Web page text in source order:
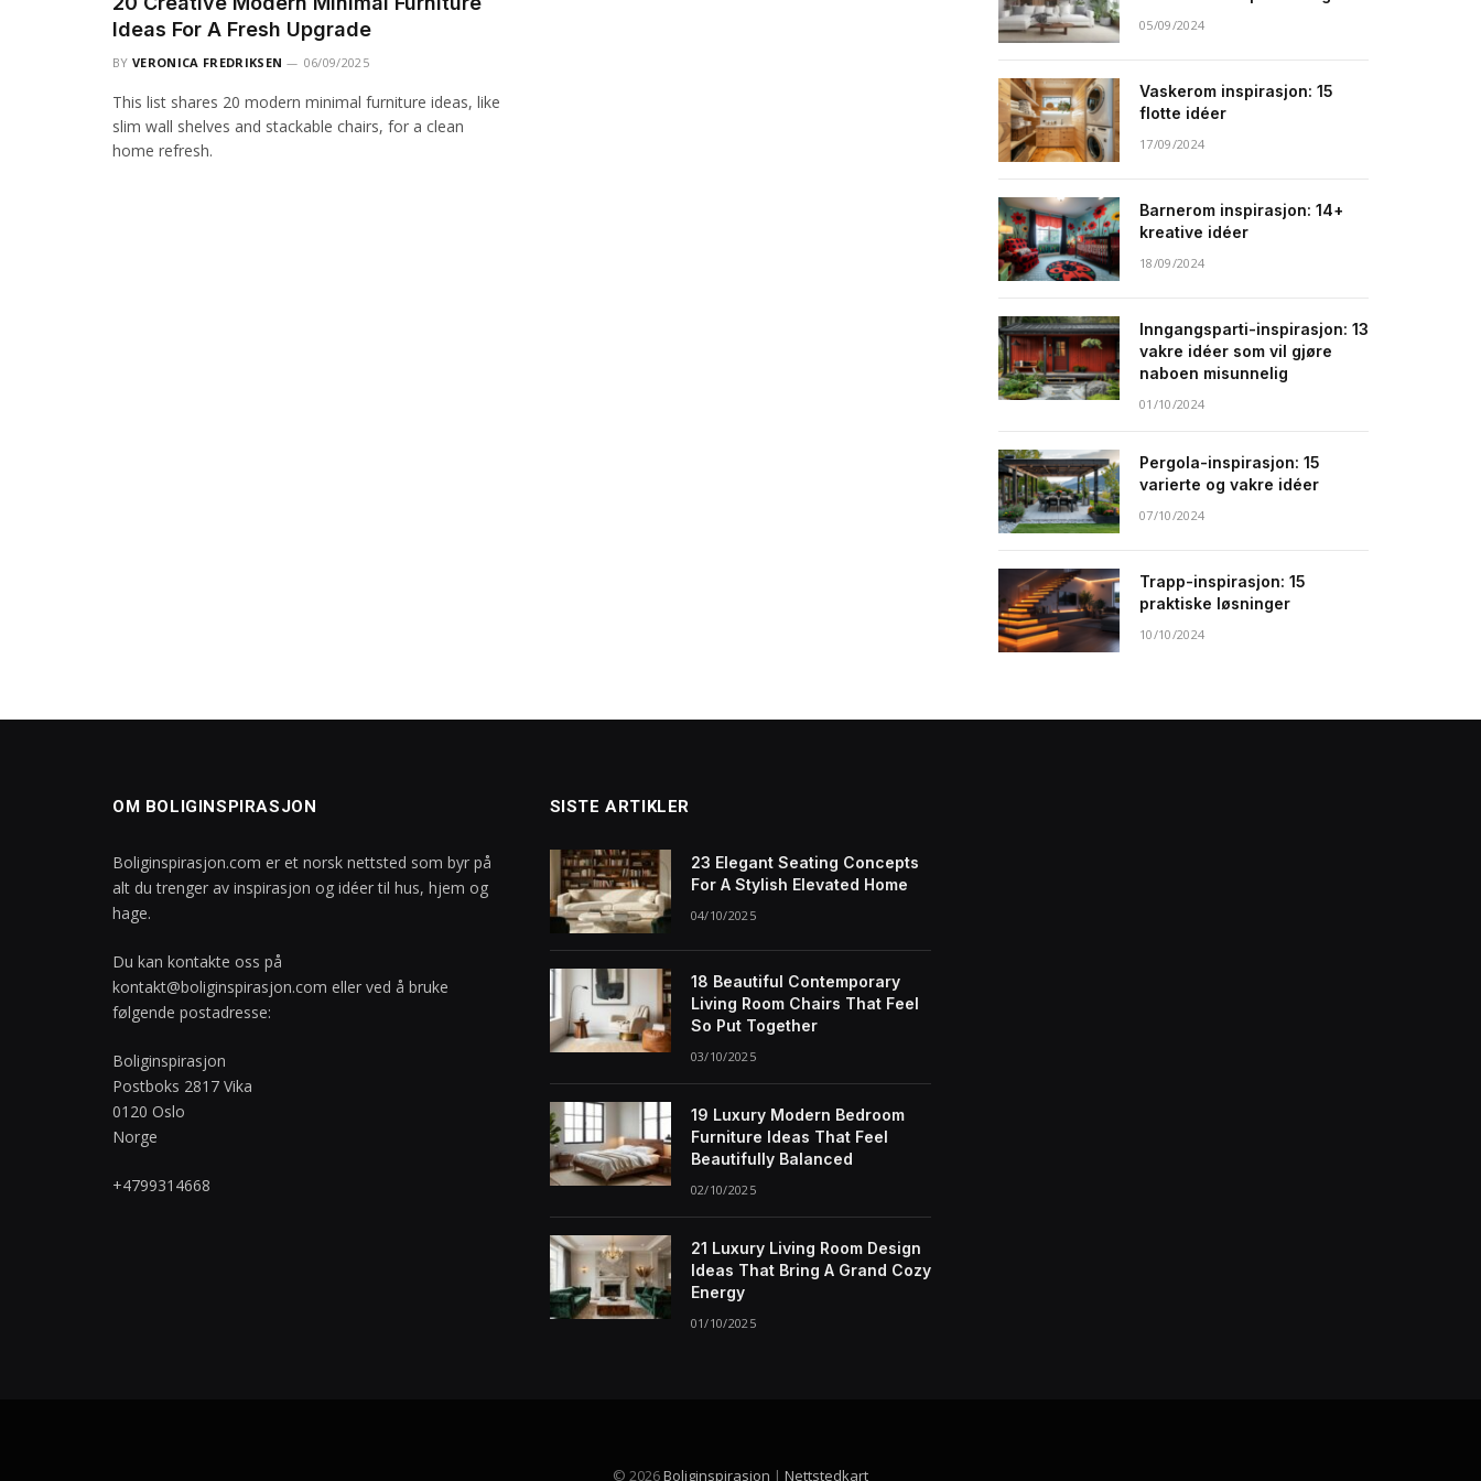
Ideas For A Fresh Upgrade
BY VERONICA FREDRIKSEN 06/09/2025
This list shares 20 modern minimal furniture ideas, like
slim wall shelves and stackable chairs, for a clean
home refresh.
05/09/2024
Vaskerom inspirasjon: 15
flotte idéer
17/09/2024
Barnerom inspirasjon: 14+
kreative idéer
18/09/2024
Inngangsparti-inspirasjon: 13
vakre idéer som vil gjøre
naboen misunnelig
01/10/2024
Pergola-inspirasjon: 15
varierte og vakre idéer
07/10/2024
Trapp-inspirasjon: 15
praktiske løsninger
10/10/2024
OM BOLIGINSPIRASJON
Boliginspirasjon.com er et norsk nettsted som byr på
alt du trenger av inspirasjon og idéer til hus, hjem og
hage.
Du kan kontakte oss på
kontakt@boliginspirasjon.com eller ved å bruke
følgende postadresse:
Boliginspirasjon
Postboks 2817 Vika
0120 Oslo
Norge
+4799314668
SISTE ARTIKLER
23 Elegant Seating Concepts
For A Stylish Elevated Home
04/10/2025
18 Beautiful Contemporary
Living Room Chairs That Feel
So Put Together
03/10/2025
19 Luxury Modern Bedroom
Furniture Ideas That Feel
Beautifully Balanced
02/10/2025
21 Luxury Living Room Design
Ideas That Bring A Grand Cozy
Energy
01/10/2025
© 2026Boliginspirasjon | Nettstedkart